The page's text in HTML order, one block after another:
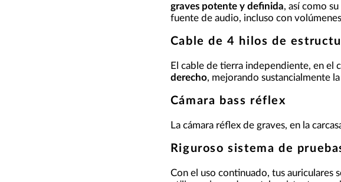
graves potente y definida, así como
fuente de audio, incluso con
Cable de 4 hilos de
El cable de tierra independiente, en el
derecho, mejorando sustancialmente
Cámara bass réflex
La cámara réflex de graves, en la
Riguroso sistema de
Con el uso continuado, tus auriculares